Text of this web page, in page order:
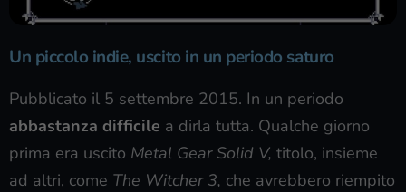
Un piccolo indie, uscito in un periodo saturo
Pubblicato il 5 settembre 2015. In un periodo
abbastanza difficile a dirla tutta. Qualche giorno
prima era uscito Metal Gear Solid V, titolo, insieme
ad altri, come The Witcher 3, che avrebbero riempito